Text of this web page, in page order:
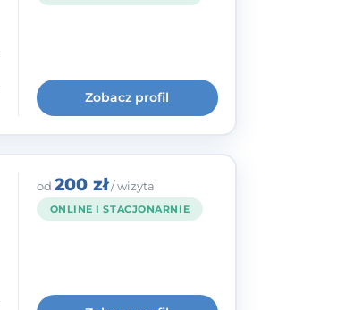
Zobacz profil
od 200 zł/ wizyta
ONLINE I STACJONARNIE